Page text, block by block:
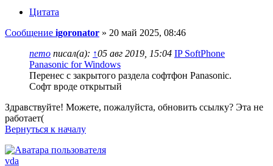
Цитата
Сообщение igoronator » 20 май 2025, 08:46
nemo писал(а): ↑05 авг 2019, 15:04 IP SoftPhone
Panasonic for Windows
Перенес с закрытого раздела софтфон Panasonic.
Софт вроде открытый
Здравствуйте! Можете, пожалуйста, обновить ссылку? Эта не
работает(
Вернуться к началу
vda